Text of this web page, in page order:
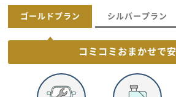
ゴールドプラン シルバープラン
コミコミおまかせで